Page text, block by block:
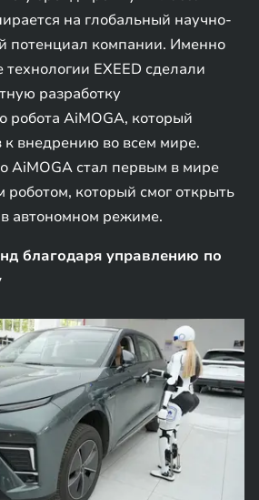
на глобальный научно-
потенциал компании. Именно
EXEED сделали
разработку
робота AiMOGA, который
к внедрению во всем мире.
AiMOGA стал первым в мире
роботом, который смог открыть
автономном режиме.
благодаря управлению по